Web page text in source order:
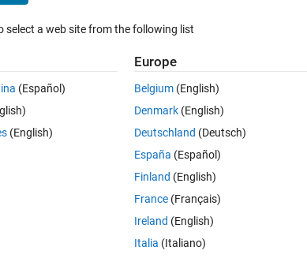
換を行い、振幅特性を知るためにスペクトラムを描こうと
たが、下記のエラーが発生してしまいました。エラーの意
んでしょうか？
す。
ームを読み込み、グレースケール変換
"C:\Users\user\MATLAB
select a web site from the following list
(Español)
(English)
Europe
Belgium (English)
Denmark (English)
Deutschland (Deutsch)
España (Español)
Finland (English)
France (Français)
Ireland (English)
Italia (Italiano)